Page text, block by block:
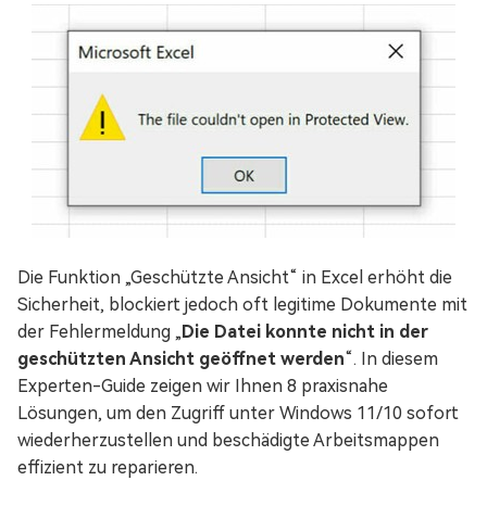
Die Funktion „Geschützte Ansicht“ in Excel erhöht die
Sicherheit, blockiert jedoch oft legitime Dokumente mit
der Fehlermeldung „Die Datei konnte nicht in der
geschützten Ansicht geöffnet werden“. In diesem
Experten-Guide zeigen wir Ihnen 8 praxisnahe
Lösungen, um den Zugriff unter Windows 11/10 sofort
wiederherzustellen und beschädigte Arbeitsmappen
effizient zu reparieren.